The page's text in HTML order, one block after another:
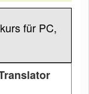
für PC,